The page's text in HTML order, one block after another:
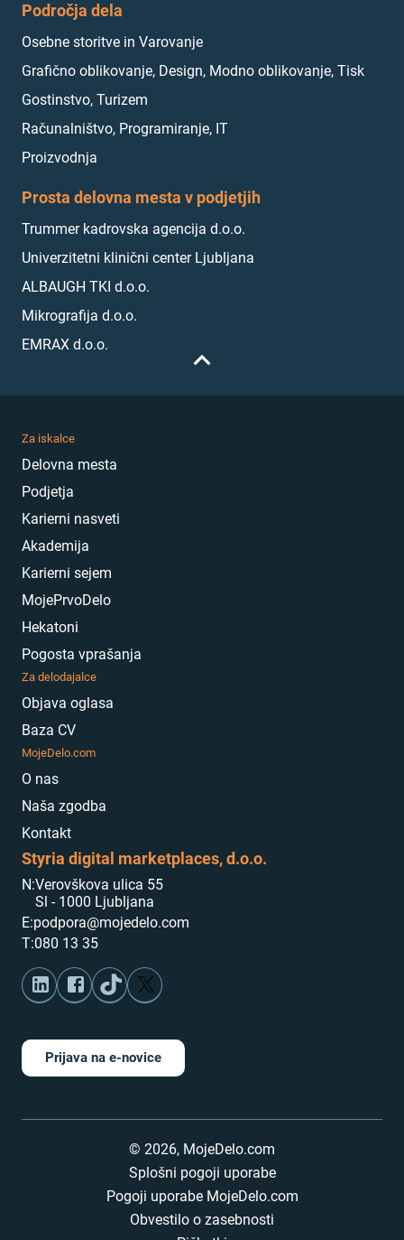
Področja dela
Osebne storitve in Varovanje
Grafično oblikovanje, Design, Modno oblikovanje, Tisk
Gostinstvo, Turizem
Računalništvo, Programiranje, IT
Proizvodnja
Prosta delovna mesta v podjetjih
Trummer kadrovska agencija d.o.o.
Univerzitetni klinični center Ljubljana
ALBAUGH TKI d.o.o.
Mikrografija d.o.o.
EMRAX d.o.o.
Za iskalce
Delovna mesta
Podjetja
Karierni nasveti
Akademija
Karierni sejem
MojePrvoDelo
Hekatoni
Pogosta vprašanja
Za delodajalce
Objava oglasa
Baza CV
MojeDelo.com
O nas
Naša zgodba
Kontakt
Styria digital marketplaces, d.o.o.
N:Verovškova ulica 55
Sl - 1000 Ljubljana
E:podpora@mojedelo.com
T:080 13 35
Prijava na e-novice
© 2026, MojeDelo.com
Splošni pogoji uporabe
Pogoji uporabe MojeDelo.com
Obvestilo o zasebnosti